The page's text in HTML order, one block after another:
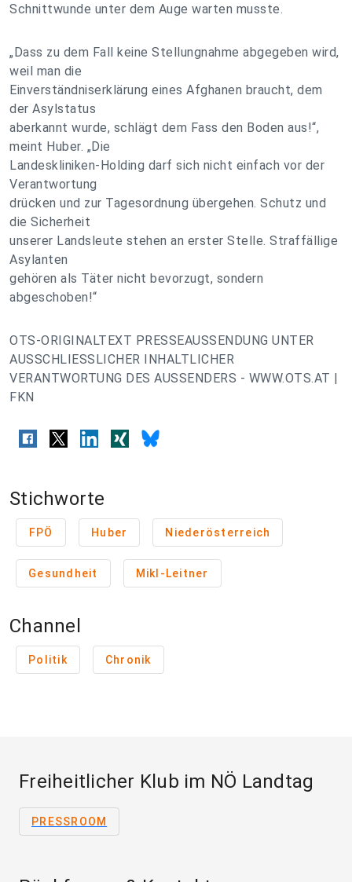
Schnittwunde unter dem Auge warten musste.
„Dass zu dem Fall keine Stellungnahme abgegeben wird,
weil man die
Einverständniserklärung eines Afghanen braucht, dem
der Asylstatus
aberkannt wurde, schlägt dem Fass den Boden aus!“,
meint Huber. „Die
Landeskliniken-Holding darf sich nicht einfach vor der
Verantwortung
drücken und zur Tagesordnung übergehen. Schutz und
die Sicherheit
unserer Landsleute stehen an erster Stelle. Straffällige
Asylanten
gehören als Täter nicht bevorzugt, sondern
abgeschoben!“
OTS-ORIGINALTEXT PRESSEAUSSENDUNG UNTER
AUSSCHLIESSLICHER INHALTLICHER
VERANTWORTUNG DES AUSSENDERS - WWW.OTS.AT |
FKN
Stichworte
FPÖ Huber Niederösterreich
Gesundheit Mikl-Leitner
Channel
Politik Chronik
Freiheitlicher Klub im NÖ Landtag
PRESSROOM